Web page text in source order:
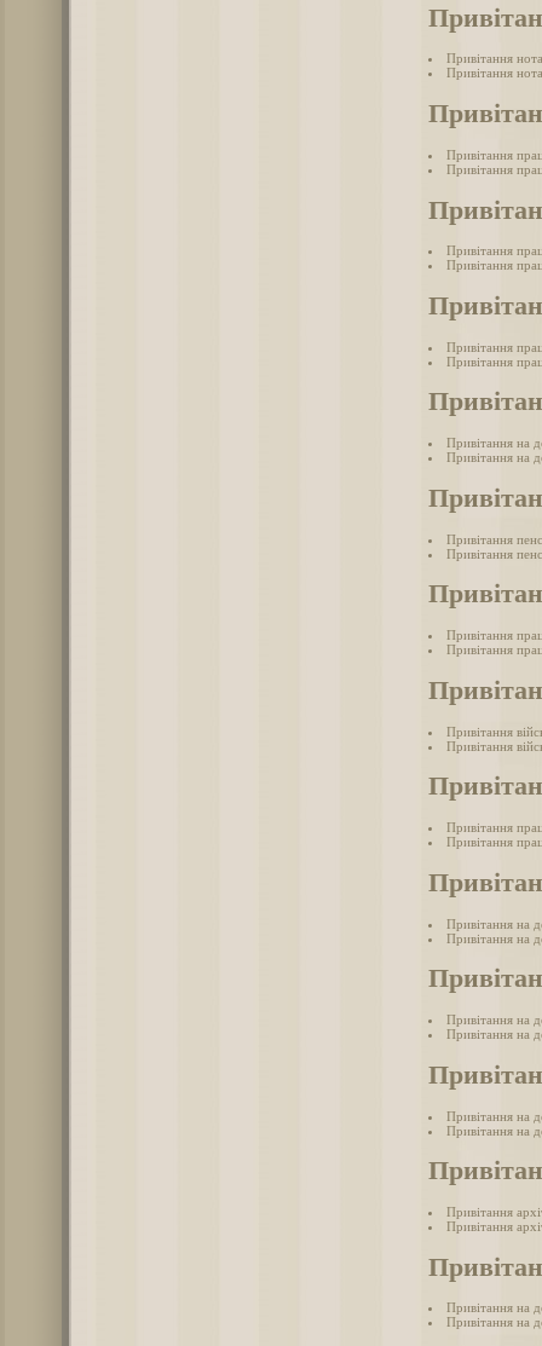
Привітання
Привітання
Привітання
Привітання
Привітання
Привітання
Привітання
Привітання
Привітання на
Привітання на
Привітання
Привітання
Привітання
Привітання
Привітання
Привітання
Привітання
Привітання
Привітання на
Привітання на
Привітання на
Привітання на
Привітання на
Привітання на
Привітання
Привітання
Привітання на
Привітання на